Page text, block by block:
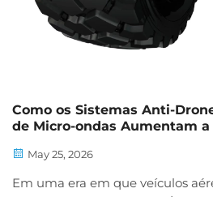
Como os Sistemas Anti-
de Micro-ondas Aumentam a
May 25, 2026
Em uma era em que veículos